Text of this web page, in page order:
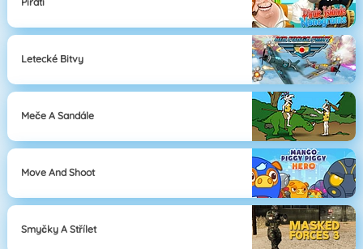
Letecké Bitvy
Meče A Sandále
Move And Shoot
Smyčky A Střílet